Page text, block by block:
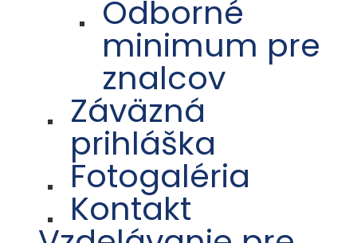
Odborné
minimum pre
znalcov
Záväzná
prihláška
Fotogaléria
Kontakt